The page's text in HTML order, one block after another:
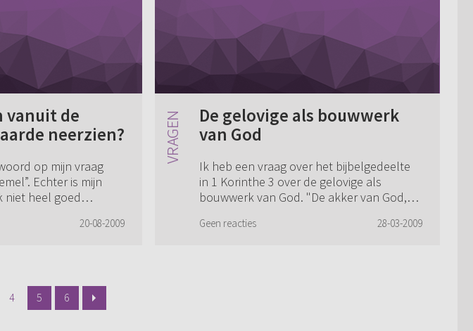
vanuit de
neerzien?
op mijn vraag
Echter is mijn
niet heel goed
de hemel op de20-08-2009
De gelovige als bouwwerk
van God
Ik heb een vraag over het bijbelgedeelte
in 1 Korinthe 3 over de gelovige als
bouwwerk van God. "De akker van God,
Overeenkomstig de genade van God die
Geen reacties 28-03-2009
4 5 6